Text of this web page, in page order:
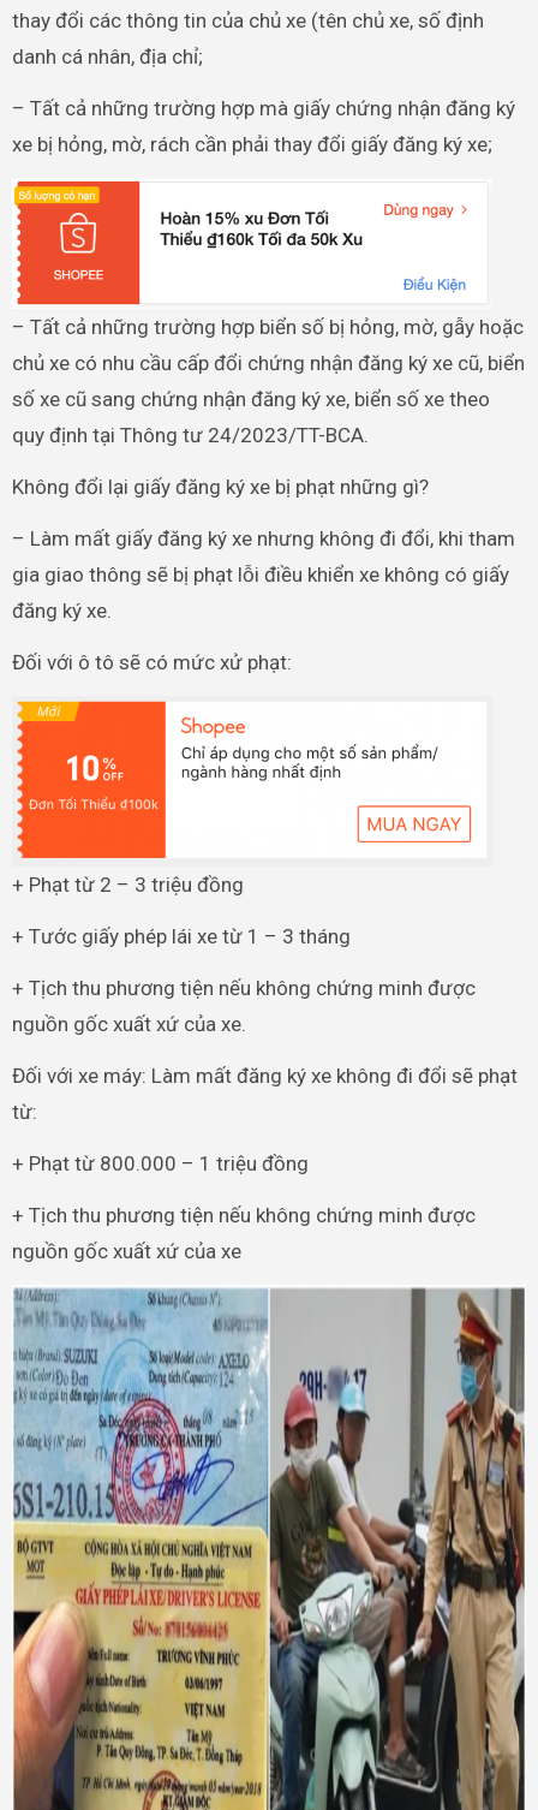
thay đổi các thông tin của chủ xe (tên chủ xe, số định
danh cá nhân, địa chỉ;
– Tất cả những trường hợp mà giấy chứng nhận đăng ký
xe bị hỏng, mờ, rách cần phải thay đổi giấy đăng ký xe;
– Tất cả những trường hợp biển số bị hỏng, mờ, gẫy hoặc
chủ xe có nhu cầu cấp đổi chứng nhận đăng ký xe cũ, biển
số xe cũ sang chứng nhận đăng ký xe, biển số xe theo
quy định tại Thông tư 24/2023/TT-BCA.
Không đổi lại giấy đăng ký xe bị phạt những gì?
– Làm mất giấy đăng ký xe nhưng không đi đổi, khi tham
gia giao thông sẽ bị phạt lỗi điều khiển xe không có giấy
đăng ký xe.
Đối với ô tô sẽ có mức xử phạt:
+ Phạt từ 2 – 3 triệu đồng
+ Tước giấy phép lái xe từ 1 – 3 tháng
+ Tịch thu phương tiện nếu không chứng minh được
nguồn gốc xuất xứ của xe.
Đối với xe máy: Làm mất đăng ký xe không đi đổi sẽ phạt
từ:
+ Phạt từ 800.000 – 1 triệu đồng
+ Tịch thu phương tiện nếu không chứng minh được
nguồn gốc xuất xứ của xe